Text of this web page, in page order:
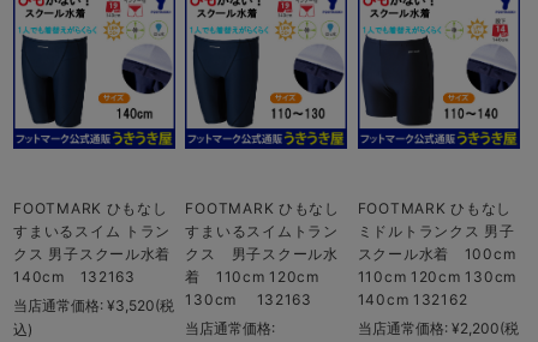
FOOTMARK ひもなし
すまいるスイム トラン
クス 男子スクール水着
140cm 132163
当店通常価格: ¥3,520(税
込)
FOOTMARK ひもなし
すまいるスイムトラン
クス 男子スクール水
着 110cm 120cm
130cm 132163
当店通常価格:
FOOTMARK ひもなし
ミドルトランクス 男子
スクール水着 100cm
110cm 120cm 130cm
140cm 132162
当店通常価格: ¥2,200(税